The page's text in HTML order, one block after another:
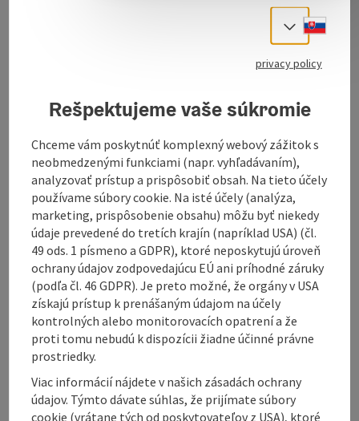
If you dive off to the right, the terrain becomes
increasingly steep. Directly under the bridge, at a
almost to the surface. A broken surfboard is tied to
the top as a buoy. Behind it is a steep, muddy slope,
Display complete description
Contact
Opening hours
Arrival
Sports
Select
privacy policy
Rešpektujeme vaše súkromie
Chceme vám poskytnúť komplexný webový zážitok s
neobmedzenými funkciami (napr. vyhľadávaním),
analyzovať prístup a prispôsobiť obsah. Na tieto účely
používame súbory cookie. Na isté účely (analýza,
marketing, prispôsobenie obsahu) môžu byť niekedy
údaje prevedené do tretích krajín (napríklad USA) (čl.
49 ods. 1 písmeno a GDPR), ktoré neposkytujú úroveň
ochrany údajov zodpovedajúcu EÚ ani príhodné záruky
(podľa čl. 46 GDPR). Je preto možné, že orgány v USA
získajú prístup k prenášaným údajom na účely
kontrolných alebo monitorovacích opatrení a že
proti tomu nebudú k dispozícii žiadne účinné právne
prostriedky.
Viac informácií nájdete v našich zásadách ochrany
údajov. Týmto dávate súhlas, že prijímate súbory
cookie (vrátane tých od poskytovateľov z USA), ktoré